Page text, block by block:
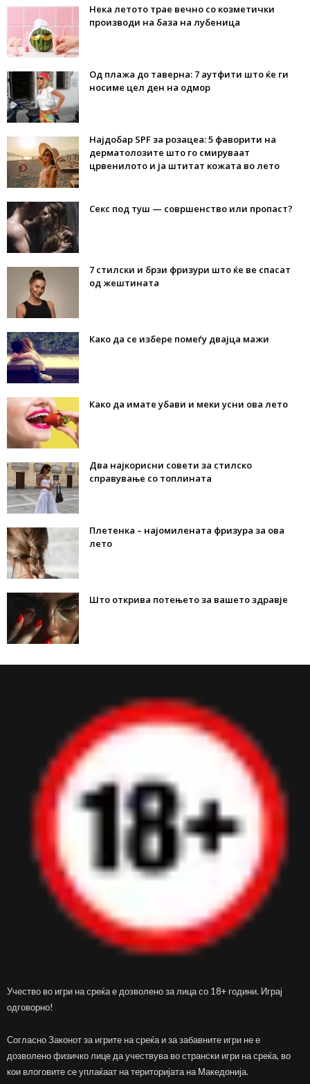
Нека летото трае вечно со козметички
производи на база на лубеница
Од плажа до таверна: 7 аутфити што ќе ги
носиме цел ден на одмор
Најдобар SPF за розацеа: 5 фаворити на
дерматолозите што го смируваат
црвенилото и ја штитат кожата во лето
Секс под туш — совршенство или пропаст?
7 стилски и брзи фризури што ќе ве спасат
од жештината
Како да се избере помеѓу двајца мажи
Како да имате убави и меки усни ова лето
Два најкорисни совети за стилско
справување со топлината
Плетенка – најомилената фризура за ова
лето
Што открива потењето за вашето здравје
Учество во игри на среќа е дозволено за лица со 18+ години. Играј
одговорно!
Согласно Законот за игрите на среќа и за забавните игри не е
дозволено физичко лице да учествува во странски игри на среќа, во
кои влоговите се уплаќаат на територијата на Македонија.